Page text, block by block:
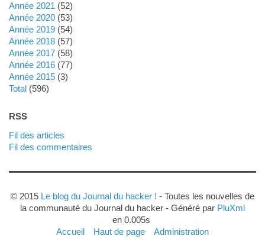
année 2021(52)
année 2020(53)
année 2019(54)
année 2018(57)
année 2017(58)
année 2016(77)
année 2015(3)
total (596)
RSS
Fil des articles
Fil des commentaires
© 2015 Le blog du Journal du hacker ! - Toutes les nouvelles de
la communauté du Journal du hacker - Généré par PluXml
en 0.005s
Accueil
Haut de page Administration